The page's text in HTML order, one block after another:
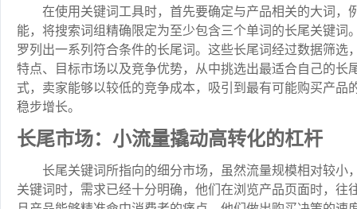
在使用关键词工具时，首先要确定与产品相关的大词，
能，将搜索词组精确限定为至少包含三个单词的长尾关键
罗列出一系列符合条件的长尾词。这些长尾词经过数据筛
特点、目标市场以及竞争优势，从中挑选出最适合自己的
式，卖家能够以较低的竞争成本，吸引到最有可能购买产
稳步增长。
长尾市场：小流量撬动高转化的杠杆
长尾关键词所指向的细分市场，虽然流量规模相对较
关键词时，需求已经十分明确，他们在浏览产品页面时，